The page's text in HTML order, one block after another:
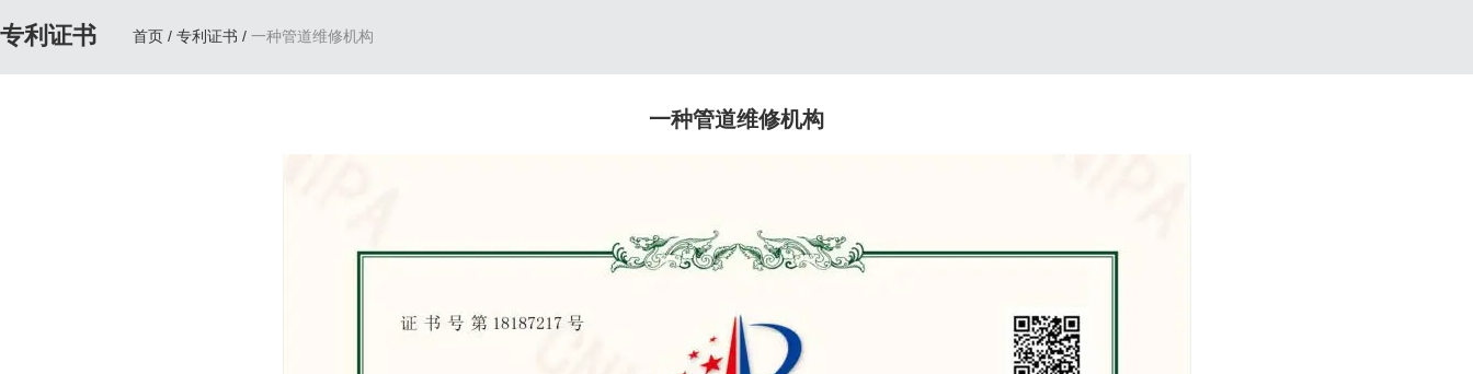
专利证书 首页 / 专利证书 / 一种管道维修机构
一种管道维修机构